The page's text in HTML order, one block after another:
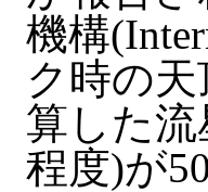
機構
ク時の
算した
程度)が